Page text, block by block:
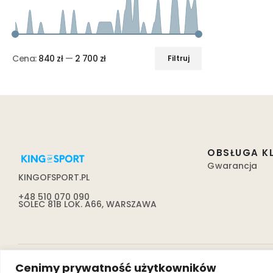
Cenimy prywatność użytkowników
Filtruj
Cena: 840 zł— 2 700 zł
KINGOFSPORT.PL
+48 510 070 090
SOLEC 81B LOK. A66, WARSZAWA
OBSŁUGA
Gwarancja